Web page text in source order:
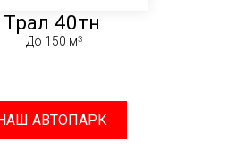
Трал 40тн
До 150 м
НАШ АВТОПАРК